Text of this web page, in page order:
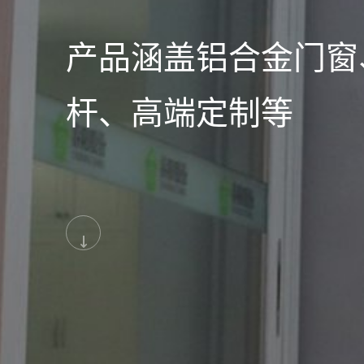
产品涵盖铝合金门
杆、高端定制等